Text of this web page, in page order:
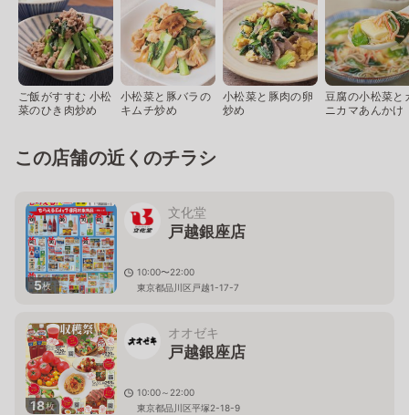
ご飯がすすむ 小松
菜のひき肉炒め
小松菜と豚バラの
キムチ炒め
小松菜と豚肉の卵
炒め
豆腐の小松菜と
ニカマあんかけ
この店舗の近くのチラシ
5枚
文化堂
戸越銀座店
10:00〜22:00
東京都品川区戸越1-17-7
18枚
オオゼキ
戸越銀座店
10:00～22:00
東京都品川区平塚2-18-9